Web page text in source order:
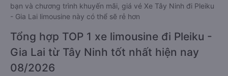
bạn và chương trình khuyến mãi, giá vé Xe Tây Ninh đi Pleiku
- Gia Lai limousine này có thể sẽ rẻ hơn
Tổng hợp TOP 1 xe limousine đi Pleiku -
Gia Lai từ Tây Ninh tốt nhất hiện nay
08/2026